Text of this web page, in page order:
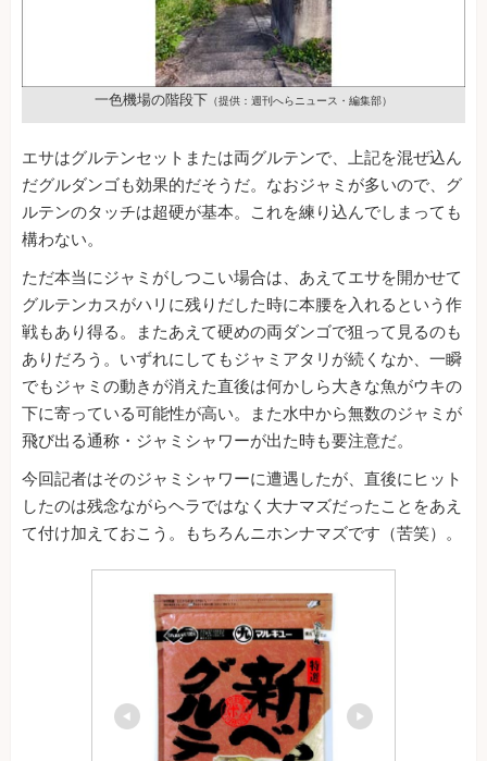
一色機場の階段下 （提供：週刊へらニュース・編集部）
エサはグルテンセットまたは両グルテンで、上記を混ぜ込ん
だグルダンゴも効果的だそうだ。なおジャミが多いので、グ
ルテンのタッチは超硬が基本。これを練り込んでしまっても
構わない。
ただ本当にジャミがしつこい場合は、あえてエサを開かせて
グルテンカスがハリに残りだした時に本腰を入れるという作
戦もあり得る。またあえて硬めの両ダンゴで狙って見るのも
ありだろう。いずれにしてもジャミアタリが続くなか、一瞬
でもジャミの動きが消えた直後は何かしら大きな魚がウキの
下に寄っている可能性が高い。また水中から無数のジャミが
飛び出る通称・ジャミシャワーが出た時も要注意だ。
今回記者はそのジャミシャワーに遭遇したが、直後にヒット
したのは残念ながらヘラではなく大ナマズだったことをあえ
て付け加えておこう。もちろんニホンナマズです（苦笑）。